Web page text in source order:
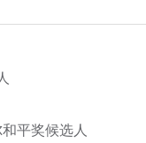
平奖候选人